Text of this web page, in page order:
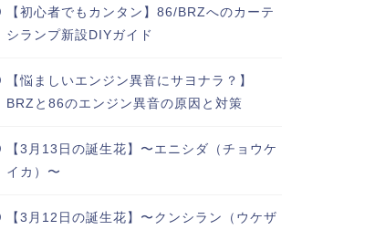
【初心者でもカンタン】86/BRZへのカーテ
シランプ新設DIYガイド
【悩ましいエンジン異音にサヨナラ？】
BRZと86のエンジン異音の原因と対策
【3月13日の誕生花】〜エニシダ（チョウケ
イカ）〜
【3月12日の誕生花】〜クンシラン（ウケザ